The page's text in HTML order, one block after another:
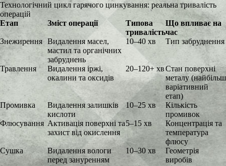
Технологічний цикл гарячого цинкування: реальна тривалість
операцій
Етап
Зміст операції
Типова
тривалість
Що впливає на
час
Знежирення Видалення масел,
мастил та органічних
забруднень
10–40 хв Тип забруднення
Травлення
Видалення іржі,
окалини та оксидів
20–120+ хвСтан поверхні
металу (найбільш
варіативний
етап)
Промивка
Видалення залишків
кислоти
10–25 хв
Кількість
промивок
Флюсування Активація поверхні та
захист від окислення
5–15 хв
Концентрація та
температура
флюсу
Сушка
Видалення вологи
перед зануренням
10–30 хв
Геометрія
виробів